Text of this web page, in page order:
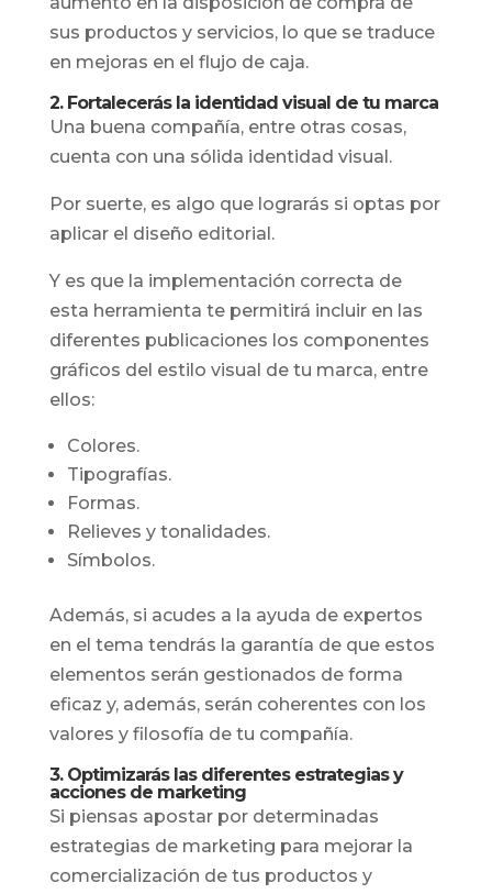
sus productos y servicios, lo que se traduce
en mejoras en el flujo de caja.
2. Fortalecerás la identidad visual de tu marca
Una buena compañía, entre otras cosas,
cuenta con una sólida identidad visual.
Por suerte, es algo que lograrás si optas por
aplicar el diseño editorial.
Y es que la implementación correcta de
esta herramienta te permitirá incluir en las
diferentes publicaciones los componentes
gráficos del estilo visual de tu marca, entre
ellos:
Colores.
Tipografías.
Formas.
Relieves y tonalidades.
Símbolos.
Además, si acudes a la ayuda de expertos
en el tema tendrás la garantía de que estos
elementos serán gestionados de forma
eficaz y, además, serán coherentes con los
valores y filosofía de tu compañía.
3. Optimizarás las diferentes estrategias y
acciones de marketing
Si piensas apostar por determinadas
estrategias de marketing para mejorar la
comercialización de tus productos y